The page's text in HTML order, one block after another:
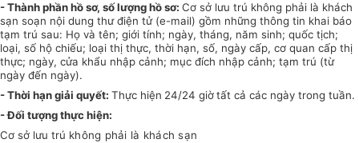
- Thành phần hồ sơ, số lượng hồ sơ: Cơ sở lưu trú không phải là khách
sạn soạn nội dung thư điện tử (e-mail) gồm những thông tin khai báo
tạm trú sau: Họ và tên; giới tính; ngày, tháng, năm sinh; quốc tịch;
loại, số hộ chiếu; loại thị thực, thời hạn, số, ngày cấp, cơ quan cấp thị
thực; ngày, cửa khẩu nhập cảnh; mục đích nhập cảnh; tạm trú (từ
ngày đến ngày).
- Thời hạn giải quyết: Thực hiện 24/24 giờtất cả các ngày trong tuần.
- Đối tượng thực hiện:
Cơ sở lưu trú không phải là khách sạn